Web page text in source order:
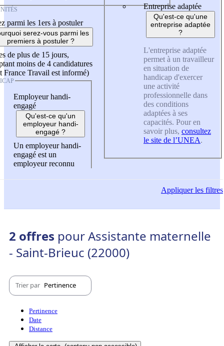
parmi les 1ers à postuler
serez-vous parmi les
premiers à postuler ?
de plus de 15 jours,
moins de 4 candidatures
France Travail est informé)
Employeur handi-
engagé
Qu'est-ce qu'un
employeur handi-
engagé ?
Un employeur handi-
engagé est un
employeur reconnu
Entreprise adaptée
Qu'est-ce qu'une
entreprise adaptée
?
L'entreprise adaptée
permet à un travailleur
en situation de
handicap d'exercer
une activité
professionnelle dans
des conditions
adaptées à ses
capacités. Pour en
savoir plus, consultez
le site de l’UNEA.
Appliquerles filtres
2 offres pour Assistante maternelle
- Saint-Brieuc (22000)
Trier par Pertinence
Pertinence
Date
Distance